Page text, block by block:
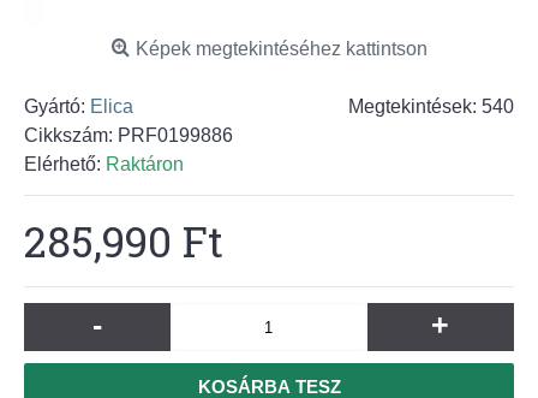
Képek megtekintéséhez kattintson
Megtekintések: 540
Gyártó: Elica
Cikkszám: PRF0199886
Elérhető: Raktáron
285,990 Ft
- +
KOSÁRBA TESZ